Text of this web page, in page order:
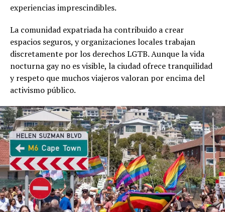
experiencias imprescindibles.
La comunidad expatriada ha contribuido a crear
espacios seguros, y organizaciones locales trabajan
discretamente por los derechos LGTB. Aunque la vida
nocturna gay no es visible, la ciudad ofrece tranquilidad
y respeto que muchos viajeros valoran por encima del
activismo público.